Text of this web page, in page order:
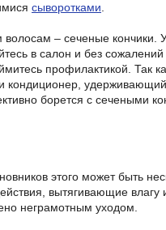
сыворотками
волосам – сеченые
в салон и без
профилактикой. Так
кондиционер,
борется с сечеными
этого может быть
вытягивающие
неграмотным уходом.